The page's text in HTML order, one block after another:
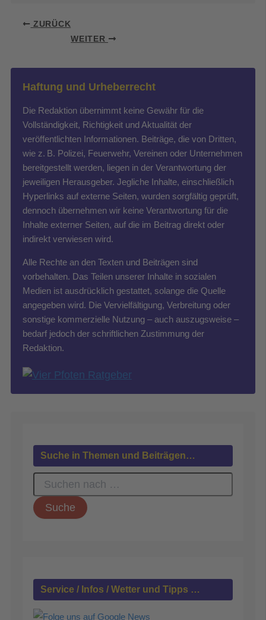
ZURÜCK
WEITER
Haftung und Urheberrecht
Die Redaktion übernimmt keine Gewähr für die
Vollständigkeit, Richtigkeit und Aktualität der
veröffentlichten Informationen. Beiträge, die von Dritten,
wie z. B. Polizei, Feuerwehr, Vereinen oder Unternehmen
bereitgestellt werden, liegen in der Verantwortung der
jeweiligen Herausgeber. Jegliche Inhalte, einschließlich
Hyperlinks auf externe Seiten, wurden sorgfältig geprüft,
dennoch übernehmen wir keine Verantwortung für die
Inhalte externer Seiten, auf die im Beitrag direkt oder
indirekt verwiesen wird.
Alle Rechte an den Texten und Beiträgen sind
vorbehalten. Das Teilen unserer Inhalte in sozialen
Medien ist ausdrücklich gestattet, solange die Quelle
angegeben wird. Die Vervielfältigung, Verbreitung oder
sonstige kommerzielle Nutzung – auch auszugsweise –
bedarf jedoch der schriftlichen Zustimmung der
Redaktion.
Suche in Themen und Beiträgen…
c
h
:
Service / Infos / Wetter und Tipps …